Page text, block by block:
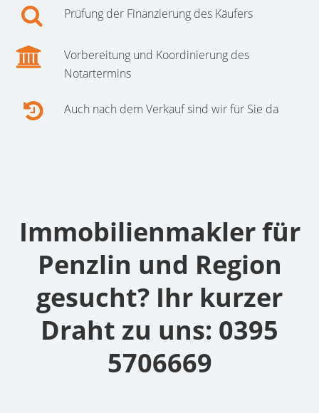
Prüfung der Finanzierung des Käufers
Vorbereitung und Koordinierung des
Notartermins
Auch nach dem Verkauf sind wir für Sie da
Immobilienmakler für
Penzlin und Region
gesucht? Ihr kurzer
Draht zu uns: 0395
5706669